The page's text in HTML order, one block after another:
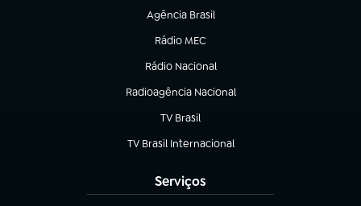
Agência Brasil
(abre em nova aba)
Rádio MEC
(abre em nova aba)
Rádio Nacional
Radioagência Nacional
(abre em nova aba)
TV Brasil
(abre em nova aba)
TV Brasil Internacional
(abre em nova aba)
Serviços